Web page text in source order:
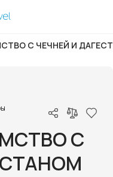
С ЧЕЧНЕЙ И
1/6
С